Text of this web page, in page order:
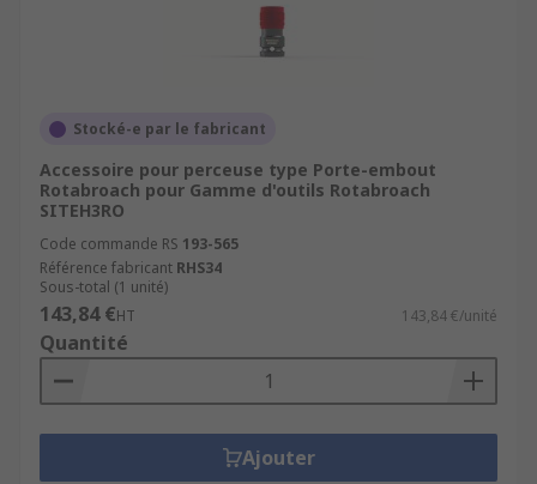
Ces accessoires de notre gamme sont là pour
faciliter vos travaux de perçage et garantir que
Ils peuvent apporter une fonctionnalité
d'acheter une nouvelle perceuse. C'est le cas des :
adaptateurs de mandrins : pour fixer un
foret sur un mandrin dont le diamètre
d'arbre est différent
adaptateur d'angle : pour percer des trous à
90° par rapport au plan.
Il y a également des pièces détachées pour
remplacer toute pièce usée ou endommagée sans
devoir racheter une perceuse neuve. On trouve
Stocké-e par le fabricant
Accessoire pour perceuse type Porte-embout
Rotabroach pour Gamme d'outils Rotabroach
SITEH3RO
Code commande RS 193-565
Référence fabricant RHS34
Sous-total (1 unité)
143,84 €HT 143,84 €/unité
Quantité
Ajouter